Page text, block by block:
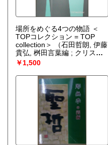
場所をめぐる4つの物語 ＜
TOPコレクション = TOP
collection＞
（石田哲朗, 伊藤
貴弘, 桝田言葉編 ; クリスト
ファー・スティヴンズ訳）
￥1,500